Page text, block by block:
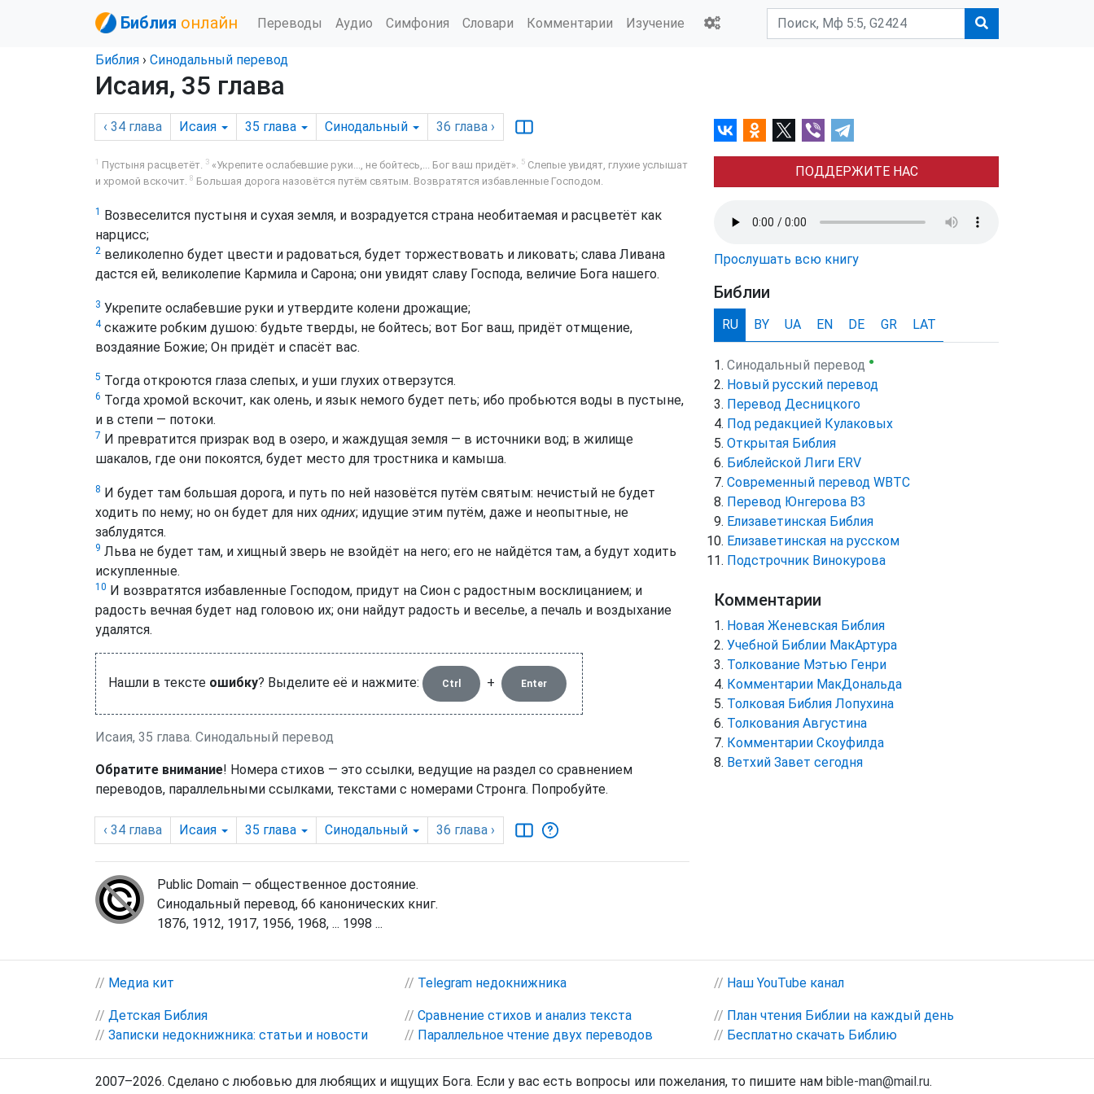
Библия онлайн Переводы Аудио Симфония Словари Комментарии Изучение
Библия › Синодальный перевод
Исаия, 35 глава
‹ 34 глава Исаия 35 глава Синодальный 36 глава ›
1 Пустыня расцветёт. 3 «Укрепите ослабевшие руки..., не бойтесь,... Бог ваш придёт». 5 Слепые увидят, глухие услышат
и хромой вскочит. 8 Большая дорога назовётся путём святым. Возвратятся избавленные Господом.
1 Возвеселится пустыня и сухая земля, и возрадуется страна необитаемая и расцветёт как
нарцисс;
2 великолепно будет цвести и радоваться, будет торжествовать и ликовать; слава Ливана
дастся ей, великолепие Кармила и Сарона; они увидят славу Господа, величие Бога нашего.
3 Укрепите ослабевшие руки и утвердите колени дрожащие;
4скажите робким душою: будьте тверды, не бойтесь; вот Бог ваш, придёт отмщение,
воздаяние Божие; Он придёт и спасёт вас.
5 Тогда откроются глаза слепых, и уши глухих отверзутся.
6 Тогда хромой вскочит, как олень, и язык немого будет петь; ибо пробьются воды в пустыне,
и в степи — потоки.
7 И превратится призрак вод в озеро, и жаждущая земля — в источники вод; в жилище
шакалов, где они покоятся, будет место для тростника и камыша.
8 И будет там большая дорога, и путь по ней назовётся путём святым: нечистый не будет
ходить по нему; но он будет для них одних; идущие этим путём, даже и неопытные, не
заблудятся.
9 Льва не будет там, и хищный зверь не взойдёт на него; его не найдётся там, а будут ходить
искупленные.
10 И возвратятся избавленные Господом, придут на Сион с радостным восклицанием; и
радость вечная будет над головою их; они найдут радость и веселье, а печаль и воздыхание
удалятся.
Нашли в тексте ошибку? Выделите её и нажмите: Ctrl + Enter
Исаия, 35 глава. Синодальный перевод
Обратите внимание! Номера стихов — это ссылки, ведущие на раздел со сравнением
переводов, параллельными ссылками, текстами с номерами Стронга. Попробуйте.
‹ 34 глава Исаия 35 глава Синодальный 36 глава ›
Public Domain — общественное достояние.
Синодальный перевод, 66 канонических книг.
1876, 1912, 1917, 1956, 1968, ... 1998 ...
ПОДДЕРЖИТЕ НАС
Прослушать всю книгу
Библии
RU BY UA EN DE GR LAT
Синодальный перевод ●
Новый русский перевод
Перевод Десницкого
Под редакцией Кулаковых
Открытая Библия
Библейской Лиги ERV
Cовременный перевод WBTC
Перевод Юнгерова ВЗ
Елизаветинская Библия
Елизаветинская на русском
Подстрочник Винокурова
Комментарии
Новая Женевская Библия
Учебной Библии МакАртура
Толкование Мэтью Генри
Комментарии МакДональда
Толковая Библия Лопухина
Толкования Августина
Комментарии Скоуфилда
Ветхий Завет сегодня
// Медиа кит // Telegram недокнижника // Наш YouTube канал
// Детская Библия
// Записки недокнижника: статьи и новости
// Сравнение стихов и анализ текста
// Параллельное чтение двух переводов
// План чтения Библии на каждый день
// Бесплатно скачать Библию
2007–2026. Сделано с любовью для любящих и ищущих Бога. Если у вас есть вопросы или пожелания, то пишите нам bible-man@mail.ru.